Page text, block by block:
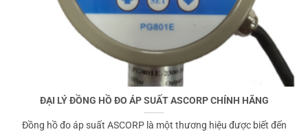
ĐẠI LÝ ĐỒNG HỒ ĐO ÁP SUẤT ASCORP CHÍNH HÃNG
Đồng hồ đo áp suất ASCORP là một thương hiệu được biết đến